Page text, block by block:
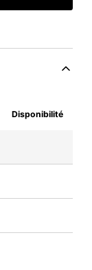
Disponibilité